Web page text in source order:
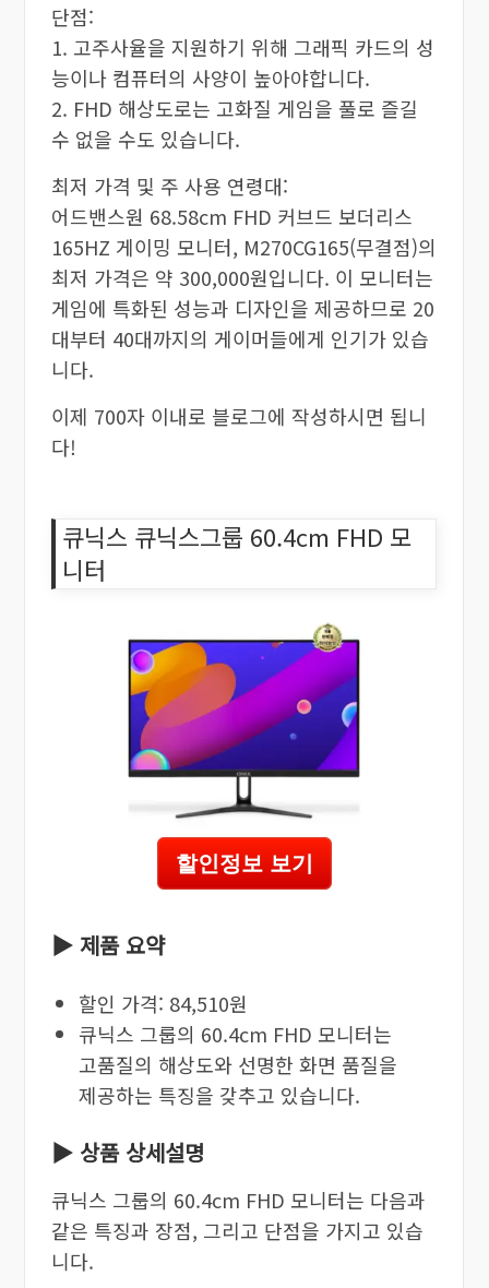
단점:
1. 고주사율을 지원하기 위해 그래픽 카드의 성
능이나 컴퓨터의 사양이 높아야합니다.
2. FHD 해상도로는 고화질 게임을 풀로 즐길
수 없을 수도 있습니다.
최저 가격 및 주 사용 연령대:
어드밴스원 68.58cm FHD 커브드 보더리스
165HZ 게이밍 모니터, M270CG165(무결점)의
최저 가격은 약 300,000원입니다. 이 모니터는
게임에 특화된 성능과 디자인을 제공하므로 20
대부터 40대까지의 게이머들에게 인기가 있습
니다.
이제 700자 이내로 블로그에 작성하시면 됩니
다!
큐닉스 큐닉스그룹 60.4cm FHD 모
니터
할인정보 보기
▶ 제품 요약
할인 가격: 84,510원
큐닉스 그룹의 60.4cm FHD 모니터는
고품질의 해상도와 선명한 화면 품질을
제공하는 특징을 갖추고 있습니다.
▶ 상품 상세설명
큐닉스 그룹의 60.4cm FHD 모니터는 다음과
같은 특징과 장점, 그리고 단점을 가지고 있습
니다.